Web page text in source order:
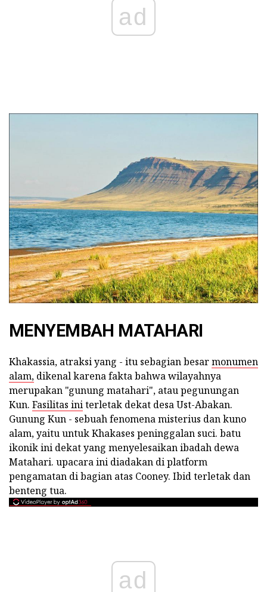
ad
MENYEMBAH MATAHARI
Khakassia, atraksi yang - itu sebagian besarmonumen
alam, dikenal karena fakta bahwa wilayahnya
merupakan "gunung matahari", atau pegunungan
Kun. Fasilitas initerletak dekat desa Ust-Abakan.
Gunung Kun - sebuah fenomena misterius dan kuno
alam, yaitu untuk Khakases peninggalan suci. batu
ikonik ini dekat yang menyelesaikan ibadah dewa
Matahari. upacara ini diadakan di platform
pengamatan di bagian atas Cooney. Ibid terletak dan
benteng tua.
ad